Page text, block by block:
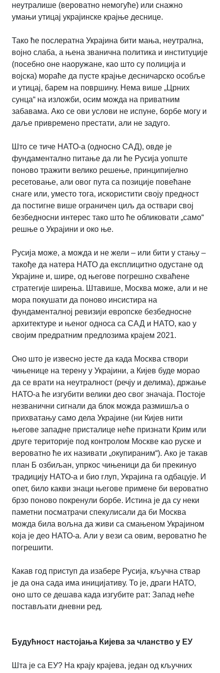
неутралише (вероватно немогуће) или снажно
умањи утицај украјинске крајње деснице.
Тако ће послератна Украјина бити мања, неутрална,
војно слаба, а њена званична политика и институције
(посебно оне наоружане, као што су полиција и
војска) мораће да пусте крајње десничарско особље
и утицај, барем на површину. Нема више „Црних
сунца“ на изложби, осим можда на приватним
забавама. Ако се ови услови не испуне, борбе могу и
даље привремено престати, али не задуго.
Што се тиче НАТО-а (односно САД), овде је
фундаментално питање да ли ће Русија уопште
поново тражити велико решење, принципијелно
ресетовање, али овог пута са позиције повећане
снаге или, уместо тога, искористити своју предност
да постигне више ограничен циљ да оствари свој
безбедносни интерес тако што ће обликовати „само“
решње о Украјини и око ње.
Русија може, а можда и не жели – или бити у стању –
такође да натера НАТО да експлицитно одустане од
Украјине и, шире, од његове погрешно схваћене
стратегије ширења. Штавише, Москва може, али и не
мора покушати да поново инсистира на
фундаменталној ревизији европске безбедносне
архитектуре и њеног односа са САД и НАТО, као у
својим предратним предлозима крајем 2021.
Оно што је извесно јесте да када Москва створи
чињенице на терену у Украјини, а Кијев буде морао
да се врати на неутралност (речју и делима), држање
НАТО-а ће изгубити велики део свог значаја. Постоје
незванични сигнали да блок можда размишља о
прихватању само дела Украјине (ни Кијев нити
његове западне присталице неће признати Крим или
друге територије под контролом Москве као руске и
вероватно ће их називати „окупираним“). Ако је такав
план Б озбиљан, упркос чињеници да би прекинуо
традицију НАТО-а и био глуп, Украјина га одбацује. И
опет, било какви знаци његове примене би вероватно
брзо поново покренули борбе. Истина је да су неки
паметни посматрачи спекулисали да би Москва
можда била вољна да живи са смањеном Украјином
која је део НАТО-а. Али у вези са овим, вероватно ће
погрешити.
Какав год приступ да изабере Русија, кључна ствар
је да она сада има иницијативу. То је, драги НАТО,
оно што се дешава када изгубите рат: Запад неће
постављати дневни ред.
Будућност настојања Кијева за чланство у ЕУ
Шта је са ЕУ? На крају крајева, један од кључних